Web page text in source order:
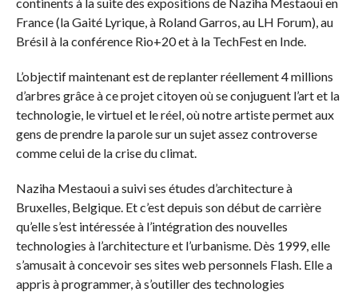
France (la Gaité Lyrique, à Roland Garros, au LH Forum), au
Brésil à la conférence Rio+20 et à la TechFest en Inde.
L’objectif maintenant est de replanter réellement 4 millions
d’arbres grâce à ce projet citoyen où se conjuguent l’art et la
technologie, le virtuel et le réel, où notre artiste permet aux
gens de prendre la parole sur un sujet assez controverse
comme celui de la crise du climat.
Naziha Mestaoui a suivi ses études d’architecture à
Bruxelles, Belgique. Et c’est depuis son début de carrière
qu’elle s’est intéressée à l’intégration des nouvelles
technologies à l’architecture et l’urbanisme. Dès 1999, elle
s’amusait à concevoir ses sites web personnels Flash. Elle a
appris à programmer, à s’outiller des technologies